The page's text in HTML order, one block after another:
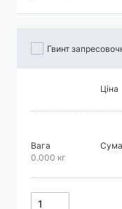
Гвинт
Ціна
Вага
0.000 кг